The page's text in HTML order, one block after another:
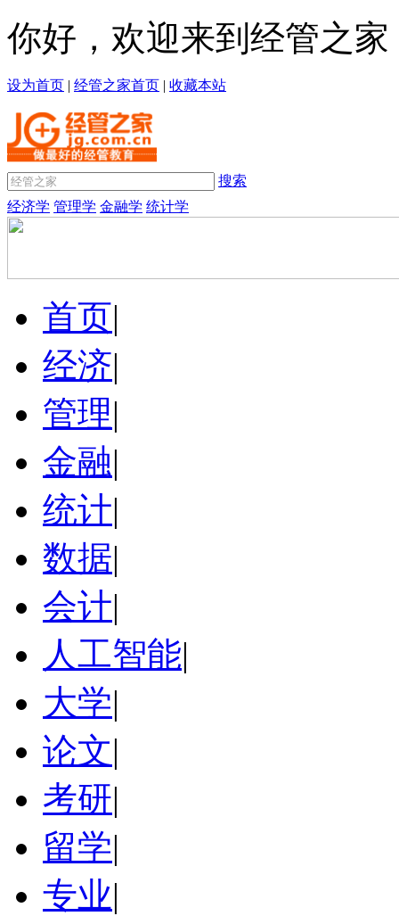
你好，欢迎来到经管之家
设为首页 | 经管之家首页 | 收藏本站
搜索
经济学 管理学 金融学 统计学
首页|
经济|
管理|
金融|
统计|
数据|
会计|
人工智能|
大学|
论文|
考研|
留学|
专业|